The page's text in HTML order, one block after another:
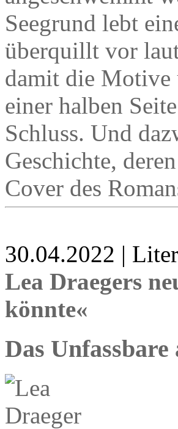
Seegrund lebt
überquillt vor
damit die Motive
einer halben
Schluss. Und
Geschichte,
Cover des
30.04.2022 |
Lea Draegers
könnte«
Das Unfassbare